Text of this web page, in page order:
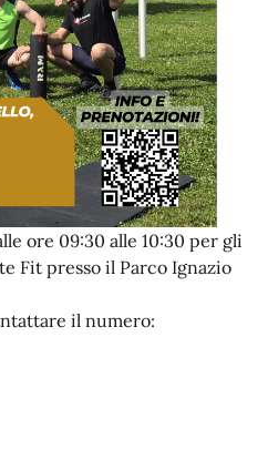
ore 09:30 alle 10:30 per gli
Fit presso il Parco Ignazio
il numero: